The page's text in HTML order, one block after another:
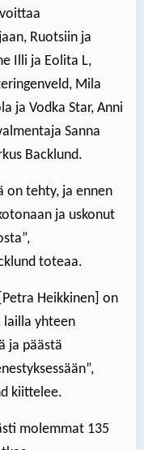
Ruotsiin ja
Illi ja Eolita L,
Mila
ja Vodka Star, Anni
Sanna
Backlund.
on tehty, ja ennen
ja uskonut
toteaa.
Heikkinen] on
lailla yhteen
ja päästä
kiittelee.
molemmat 135